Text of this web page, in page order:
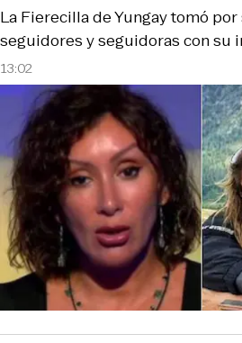
13:02
La Fierecilla de Yungay tomó
seguidores y seguidoras con su